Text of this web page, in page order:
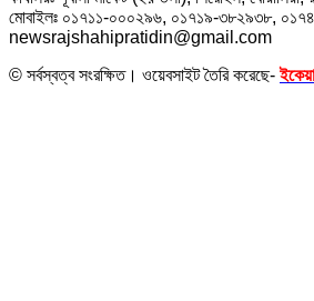
মোবাইলঃ ০১৭১১-০০০২৯৬, ০১৭১৯-৩৮২৯৩৮,
newsrajshahipratidin@gmail.com
© সর্বস্বত্ব সংরক্ষিত। ওয়েবসাইট তৈরি করেছে-